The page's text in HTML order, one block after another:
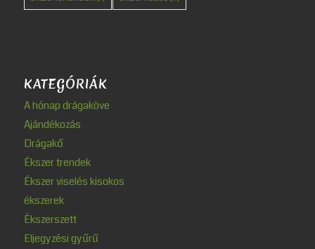
KATEGÓRIÁK
A hónap drágaköve
Ajándékozás
Drágakő
Ékszer trendek
Ékszer viselés kisokos
ékszerek
Ékszerszett
Eljegyzési gyűrű